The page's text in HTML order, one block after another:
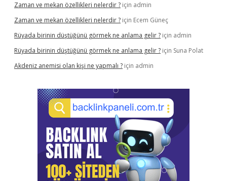
Zaman ve mekan özellikleri nelerdir ? için admin
Zaman ve mekan özellikleri nelerdir ? için Ecem Güneç
Rüyada birinin düştüğünü görmek ne anlama gelir ? için admin
Rüyada birinin düştüğünü görmek ne anlama gelir ? için Suna Polat
Akdeniz anemisi olan kişi ne yapmalı ? için admin